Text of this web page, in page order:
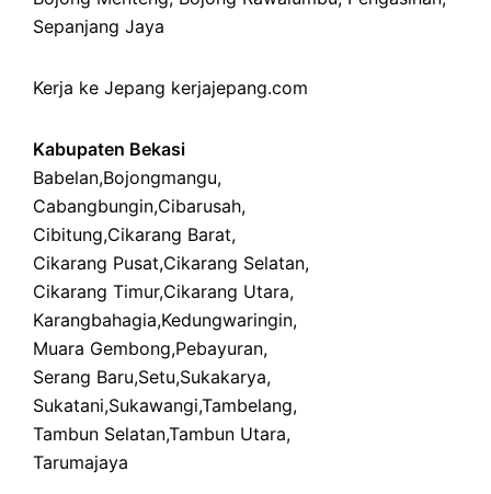
Sepanjang Jaya
Kerja ke Jepang kerjajepang.com
Kabupaten Bekasi
Babelan,Bojongmangu,
Cabangbungin,Cibarusah,
Cibitung,Cikarang Barat,
Cikarang Pusat,Cikarang Selatan,
Cikarang Timur,Cikarang Utara,
Karangbahagia,Kedungwaringin,
Muara Gembong,Pebayuran,
Serang Baru,Setu,Sukakarya,
Sukatani,Sukawangi,Tambelang,
Tambun Selatan,Tambun Utara,
Tarumajaya